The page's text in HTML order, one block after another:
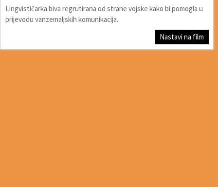
Lingvističarka biva regrutirana od strane vojske kako bi pomogla u
prijevodu vanzemaljskih komunikacija.
Nastavi na film